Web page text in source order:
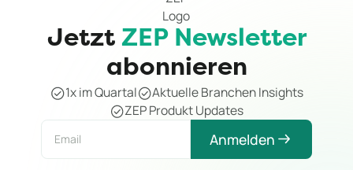
Jetzt ZEP Newsletter
abonnieren
1x im Quartal
Aktuelle Branchen Insights
ZEP Produkt Updates
Anmelden